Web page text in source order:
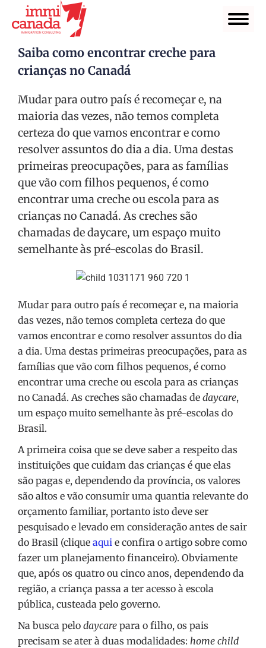
Saiba como encontrar creche para
crianças no Canadá
Mudar para outro país é recomeçar e, na
maioria das vezes, não temos completa
certeza do que vamos encontrar e como
resolver assuntos do dia a dia. Uma destas
primeiras preocupações, para as famílias
que vão com filhos pequenos, é como
encontrar uma creche ou escola para as
crianças no Canadá. As creches são
chamadas de daycare, um espaço muito
semelhante às pré-escolas do Brasil.
Mudar para outro país é recomeçar e, na maioria
das vezes, não temos completa certeza do que
vamos encontrar e como resolver assuntos do dia
a dia. Uma destas primeiras preocupações, para as
famílias que vão com filhos pequenos, é como
encontrar uma creche ou escola para as crianças
no Canadá. As creches são chamadas de daycare,
um espaço muito semelhante às pré-escolas do
Brasil.
A primeira coisa que se deve saber a respeito das
instituições que cuidam das crianças é que elas
são pagas e, dependendo da província, os valores
são altos e vão consumir uma quantia relevante do
orçamento familiar, portanto isto deve ser
pesquisado e levado em consideração antes de sair
do Brasil (clique aqui e confira o artigo sobre como
fazer um planejamento financeiro). Obviamente
que, após os quatro ou cinco anos, dependendo da
região, a criança passa a ter acesso à escola
pública, custeada pelo governo.
Na busca pelo daycare para o filho, os pais
precisam se ater à duas modalidades: home child